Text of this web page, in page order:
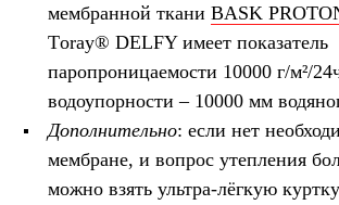
мембранной ткани BASK
Toray® DELFY имеет показатель
паропроницаемости 10000 г/м²/
водоупорности – 10000 мм
Дополнительно: если нет
мембране, и вопрос утепления
можно взять ультра-лёгкую куртку